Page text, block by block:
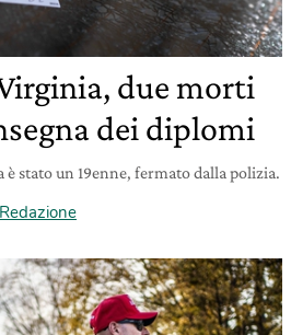
due morti
dei diplomi
stato un 19enne, fermato dalla polizia.
Redazione